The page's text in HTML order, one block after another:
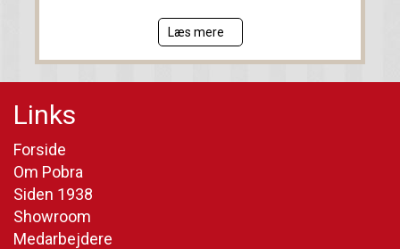
Læs mere
Links
Forside
Om Pobra
Siden 1938
Showroom
Medarbejdere